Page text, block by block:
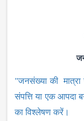
"जनसंख्या की मात्रा
संपत्ति या एक आपदा
का विश्लेषण करें।